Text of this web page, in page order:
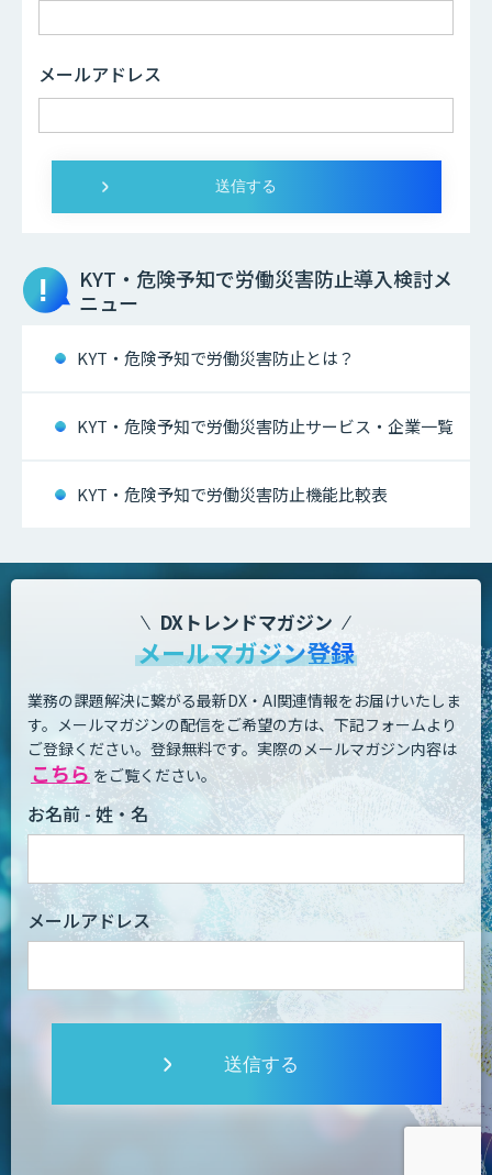
メールアドレス
KYT・危険予知で労働災害防止導入検討メ
ニュー
KYT・危険予知で労働災害防止とは？
KYT・危険予知で労働災害防止サービス・企業一覧
KYT・危険予知で労働災害防止機能比較表
DXトレンドマガジン
メールマガジン登録
業務の課題解決に繋がる最新DX・AI関連情報をお届けいたしま
す。 メールマガジンの配信をご希望の方は、下記フォームより
ご登録ください。登録無料です。 実際のメールマガジン内容は
こちら をご覧ください。
お名前 - 姓・名
メールアドレス
送信する